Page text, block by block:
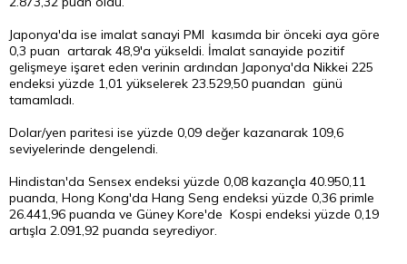
Japonya'da ise imalat sanayi PMI kasımda bir önceki aya göre
0,3 puan artarak 48,9'a yükseldi. İmalat sanayide pozitif
gelişmeye işaret eden verinin ardından Japonya'da Nikkei 225
endeksi yüzde 1,01 yükselerek 23.529,50 puandan günü
tamamladı.
Dolar/yen paritesi ise yüzde 0,09 değer kazanarak 109,6
seviyelerinde dengelendi.
Hindistan'da Sensex endeksi yüzde 0,08 kazançla 40.950,11
puanda, Hong Kong'da Hang Seng endeksi yüzde 0,36 primle
26.441,96 puanda ve Güney Kore'de Kospi endeksi yüzde 0,19
artışla 2.091,92 puanda seyrediyor.